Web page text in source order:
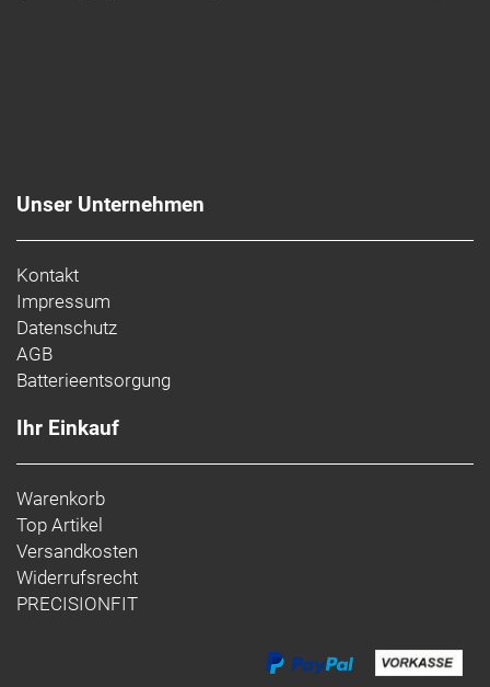
Unser Unternehmen
Kontakt
Impressum
Datenschutz
AGB
Batterieentsorgung
Ihr Einkauf
Warenkorb
Top Artikel
Versandkosten
Widerrufsrecht
PRECISIONFIT